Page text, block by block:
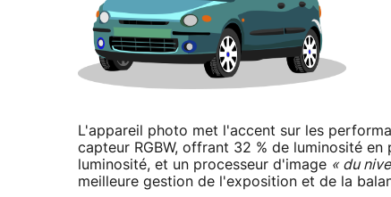
L'appareil photo met l'accent sur les
capteur RGBW, offrant 32 % de luminosité
luminosité, et un processeur d'image « du
meilleure gestion de l'exposition et de la